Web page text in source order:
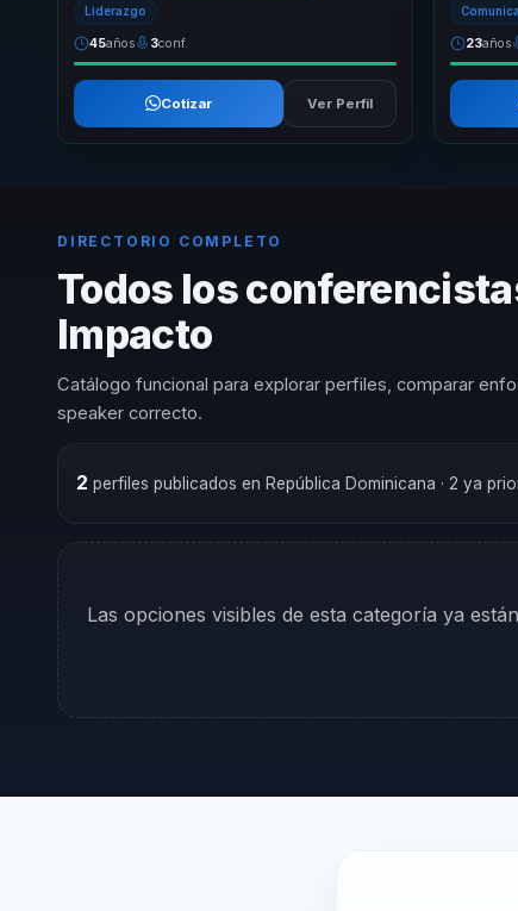
Liderazgo
45años 3conf.
Cotizar Ver Perfil
23años
DIRECTORIO COMPLETO
Todos los
Impacto
Catálogo funcional para explorar perfiles, comparar
speaker correcto.
2 perfiles publicados en República Dominicana · 2 ya
Las opciones visibles de esta categoría ya